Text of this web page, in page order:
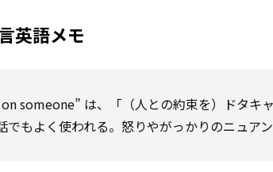
英語メモ
someone” は、「（人との約束を）ドタキ
でもよく使われる。怒りやがっかりのニュア